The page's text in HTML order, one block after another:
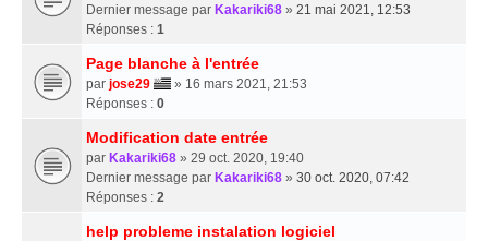
Dernier message par Kakariki68 » 21 mai 2021, 12:53
Réponses : 1
Page blanche à l'entrée
par jose29
» 16 mars 2021, 21:53
Réponses : 0
Modification date entrée
par Kakariki68 » 29 oct. 2020, 19:40
Dernier message par Kakariki68 » 30 oct. 2020, 07:42
Réponses : 2
help probleme instalation logiciel